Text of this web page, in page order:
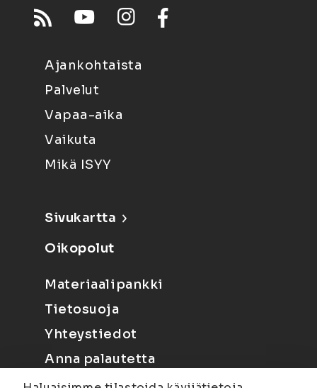
Ajankohtaista
Palvelut
Vapaa-aika
Vaikuta
Mikä ISYY
Sivukartta
Oikopolut
Materiaalipankki
Tietosuoja
Yhteystiedot
Anna palautetta